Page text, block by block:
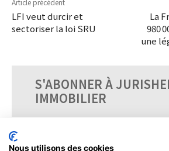
Article précédent
LFI veut durcir et
sectoriser la loi SRU
La
980
une
S'ABONNER À
IMMOBILIER
Nous utilisons des cookies